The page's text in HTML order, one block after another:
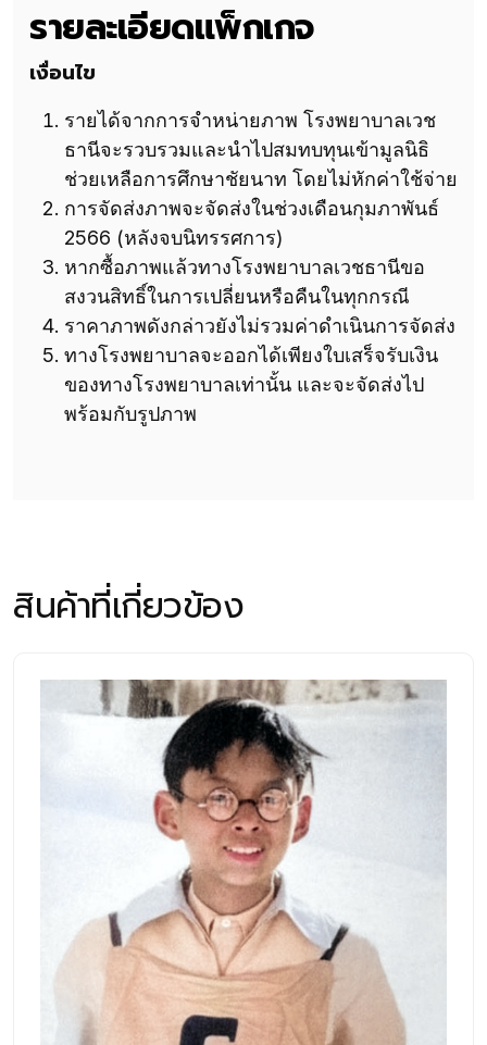
รายละเอียดแพ็กเกจ
เงื่อนไข
รายได้จากการจำหน่ายภาพ โรงพยาบาลเวช
ธานีจะรวบรวมและนำไปสมทบทุนเข้ามูลนิธิ
ช่วยเหลือการศึกษาชัยนาท โดยไม่หักค่าใช้จ่าย
การจัดส่งภาพจะจัดส่งในช่วงเดือนกุมภาพันธ์
2566 (หลังจบนิทรรศการ)
หากซื้อภาพแล้วทางโรงพยาบาลเวชธานีขอ
สงวนสิทธิ์ในการเปลี่ยนหรือคืนในทุกกรณี
ราคาภาพดังกล่าวยังไม่รวมค่าดำเนินการจัดส่ง
ทางโรงพยาบาลจะออกได้เพียงใบเสร็จรับเงิน
ของทางโรงพยาบาลเท่านั้น และจะจัดส่งไป
พร้อมกับรูปภาพ
สินค้าที่เกี่ยวข้อง